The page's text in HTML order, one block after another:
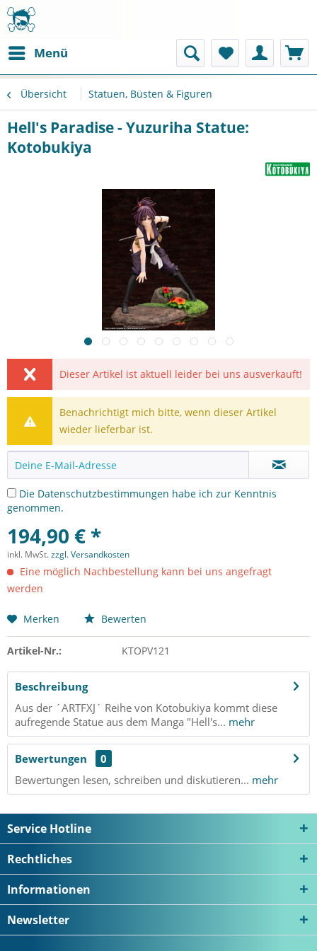
Menü
Übersicht Statuen, Büsten & Figuren
Hell's Paradise - Yuzuriha Statue:
Kotobukiya
Dieser Artikel ist aktuell leider bei uns ausverkauft!
Benachrichtigt mich bitte, wenn dieser Artikel
wieder lieferbar ist.
Die Datenschutzbestimmungen habe ich zur Kenntnis
genommen.
194,90 € *
inkl. MwSt.zzgl. Versandkosten
Eine möglich Nachbestellung kann bei uns angefragt
werden
Merken Bewerten
Artikel-Nr.: KTOPV121
Beschreibung
Aus der ´ARTFXJ´ Reihe von Kotobukiya kommt diese
aufregende Statue aus dem Manga "Hell's... mehr
Bewertungen
0
Bewertungen lesen, schreiben und diskutieren... mehr
Service Hotline
Rechtliches
Informationen
Newsletter